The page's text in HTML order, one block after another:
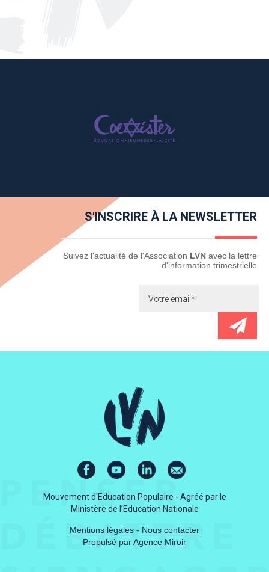
S'INSCRIRE À LA NEWSLETTER
Newsletter Suivez l'actualité de l'Association LVN avec la lettre
d'information trimestrielle
Mouvement d'Education Populaire - Agréé par le
Ministère de l’Education Nationale
Mentions légales - Nous contacter
Propulsé parAgence Miroir